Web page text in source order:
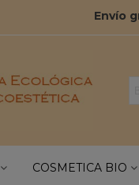
Envío
COSMETICA BIO